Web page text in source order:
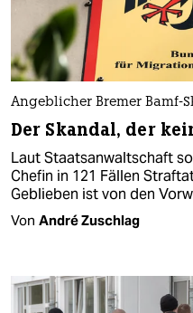
Angeblicher Bremer Bamf-
Der Skandal, der
Laut Staatsanwaltschaft
Chefin in 121 Fällen
Geblieben ist von den
Von André Zuschlag